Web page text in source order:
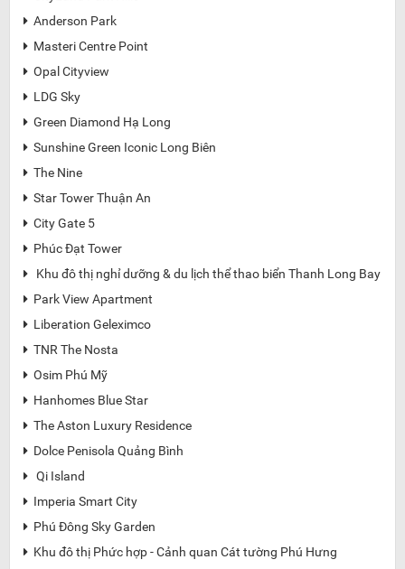
 Anderson Park
 Masteri Centre Point
 Opal Cityview
 LDG Sky
 Green Diamond Hạ Long
 Sunshine Green Iconic Long Biên
 The Nine
 Star Tower Thuận An
 City Gate 5
 Phúc Đạt Tower
 Khu đô thị nghỉ dưỡng & du lịch thể thao biển Thanh Long Bay
 Park View Apartment
 Liberation Geleximco
 TNR The Nosta
 Osim Phú Mỹ
 Hanhomes Blue Star
 The Aston Luxury Residence
 Dolce Penisola Quảng Bình
 Qi Island
 Imperia Smart City
 Phú Đông Sky Garden
 Khu đô thị Phức hợp - Cảnh quan Cát tường Phú Hưng